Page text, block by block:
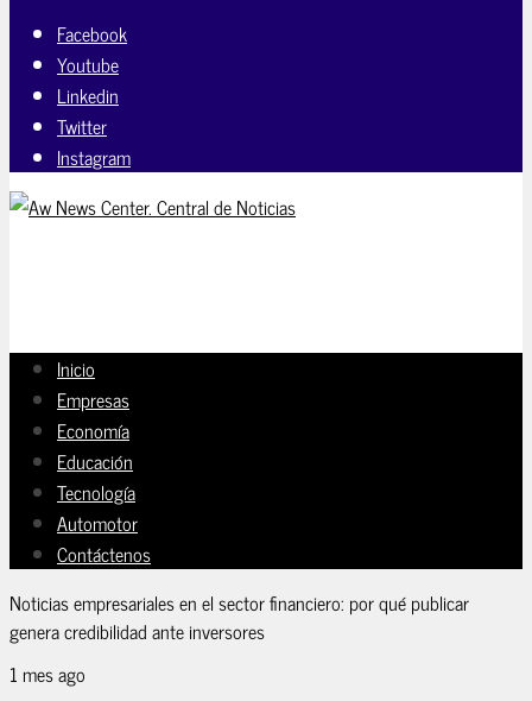
Facebook
Youtube
Linkedin
Twitter
Instagram
Inicio
Empresas
Economía
Educación
Tecnología
Automotor
Contáctenos
Noticias empresariales en el sector financiero: por qué publicar
genera credibilidad ante inversores
1 mes ago